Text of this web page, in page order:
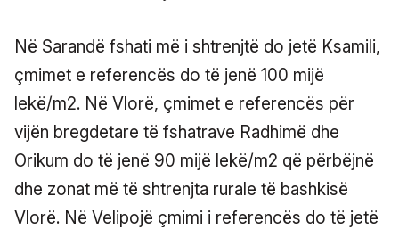
Në Sarandë fshati më i shtrenjtë do jetë Ksamili,
çmimet e referencës do të jenë 100 mijë
lekë/m2. Në Vlorë, çmimet e referencës për
vijën bregdetare të fshatrave Radhimë dhe
Orikum do të jenë 90 mijë lekë/m2 që përbëjnë
dhe zonat më të shtrenjta rurale të bashkisë
Vlorë. Në Velipojë çmimi i referencës do të jetë